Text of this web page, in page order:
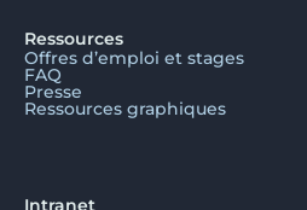
Ressources
Offres d’emploi et stages
FAQ
Presse
Ressources graphiques
Intranet